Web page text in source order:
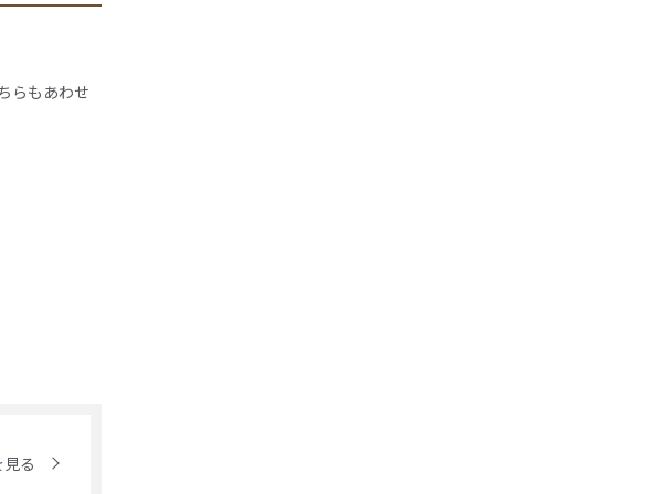
らもあわせ
る